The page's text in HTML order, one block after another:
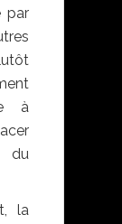
par
à
du
la